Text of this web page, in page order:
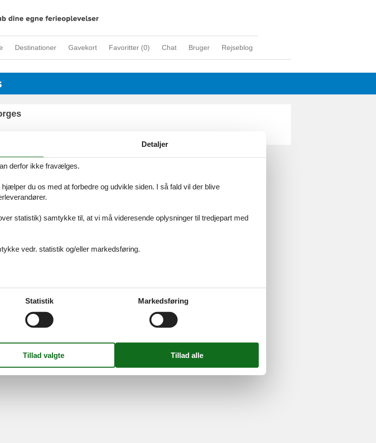
Destinationer Gavekort Favoritter (0) Chat Bruger Rejseblog
Kontakt
Følg os
Detaljer
derfor ikke fravælges.
du os med at forbedre og udvikle siden. I så fald vil der blive
statistik) samtykke til, at vi må videresende oplysninger til tredjepart med
vedr. statistik og/eller markedsføring.
Statistik Markedsføring